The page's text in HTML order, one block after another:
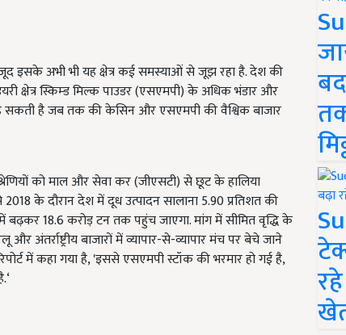
इसके अभी भी यह क्षेत्र कई समस्याओं से जूझ रहा है. देश की
क्षेत्र स्किम्ड मिल्क पाउडर (एसएमपी) के अधिक भंडार और
है जब तक की केसिन और एसएमपी की वैश्विक बाजार
को माल और सेवा कर (जीएसटी) से छूट के हालिया
2018 के दौरान देश में दूध उत्पादन सालाना 5.90 प्रतिशत की
बढ़कर 18.6 करोड़ टन तक पहुंच जाएगा. मांग में सीमित वृद्धि के
अंतर्राष्ट्रीय बाजारों में व्यापार-से-व्यापार मंच पर बेचे जाने
में कहा गया है, 'इससे एसएमपी स्टॉक की भरमार हो गई है,